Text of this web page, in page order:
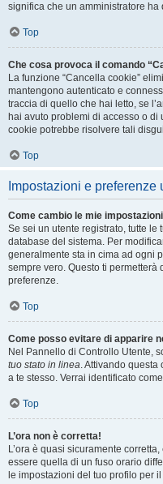
significa che un amministratore
Top
Che cosa provoca il comando
La funzione “Cancella cookie”
mantengono autenticato e
traccia di quello che hai letto, se
hai avuto problemi di accesso o
cookie potrebbe risolvere tali
Top
Impostazioni e preferenze
Come cambio le mie
Se sei un utente registrato, tutte le
database del sistema. Per
generalmente sta in cima ad ogni
sempre vero. Questo ti permetterà
preferenze.
Top
Come posso evitare di apparire
Nel Pannello di Controllo Utente,
tuo stato in linea. Attivando
a te stesso. Verrai identificato
Top
L’ora non è corretta!
L’ora è quasi sicuramente
essere quella di un fuso orario
le impostazioni del tuo profilo per